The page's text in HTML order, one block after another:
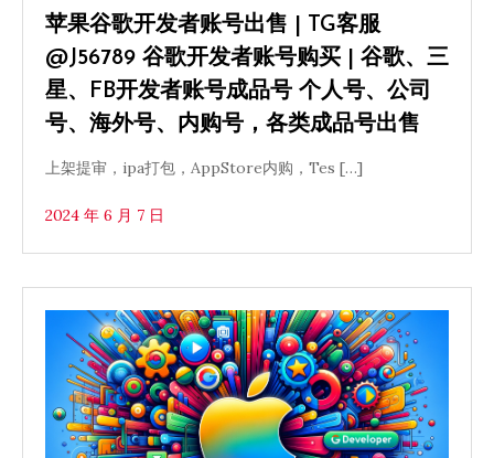
苹果谷歌开发者账号出售 | TG客服
@J56789 谷歌开发者账号购买 | 谷歌、三
星、FB开发者账号成品号 个人号、公司
号、海外号、内购号，各类成品号出售
上架提审，ipa打包，AppStore内购，Tes […]
2024 年 6 月 7 日